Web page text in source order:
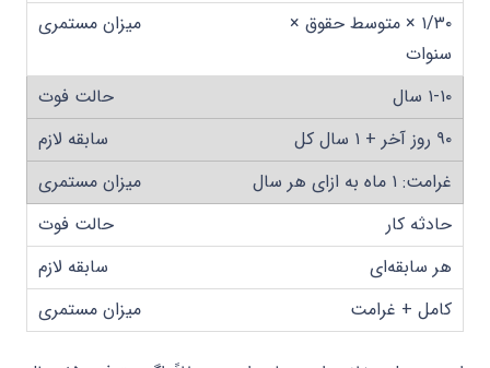
۱/۳۰ × متوسط حقوق ×
سنوات
۱-۱۰ سال
۹۰ روز آخر + ۱ سال کل
غرامت: ۱ ماه به ازای هر سال
حادثه کار
هر سابقه‌ای
کامل + غرامت